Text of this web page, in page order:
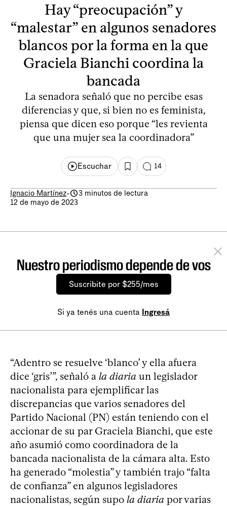
Hay “preocupación” y
“malestar” en algunos senadores
blancos por la forma en la que
Graciela Bianchi coordina la
bancada
La senadora señaló que no percibe esas
diferencias y que, si bien no es feminista,
piensa que dicen eso porque “les revienta
que una mujer sea la coordinadora”
Escuchar 14
Ignacio Martínez-
3 minutos de lectura
12 de mayo de 2023
Nuestro periodismo depende de vos
Suscribite por $255/mes
Si ya tenés una cuenta Ingresá
“Adentro se resuelve ‘blanco’ y ella afuera
dice ‘gris’”, señaló a la diaria un legislador
nacionalista para ejemplificar las
discrepancias que varios senadores del
Partido Nacional (PN) están teniendo con el
accionar de su par Graciela Bianchi, que este
año asumió como coordinadora de la
bancada nacionalista de la cámara alta. Esto
ha generado “molestia” y también trajo “falta
de confianza” en algunos legisladores
nacionalistas, según supo la diaria por varias